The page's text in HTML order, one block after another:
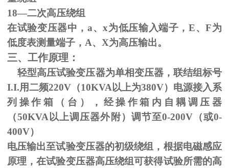
18—二次高压绕组
在试验变压器中，a、x为低压输入端子，E、F为
低度表测量端子， A、 X为高压输出。
三、工作原理：
轻型高压试验变压器为单相变压器，联结组标号
I.I.用二频220V （10KVA 以上为380V）电源接入系
列操作箱（台），经操作箱内自耦调压器
（50KVA 以上调压器外附）调节至0-200V（或0-
400V）
电压输出至试验变压器的初级绕组，根据电磁感应
原理，在试验变压器高压绕组可获得试验所需的高